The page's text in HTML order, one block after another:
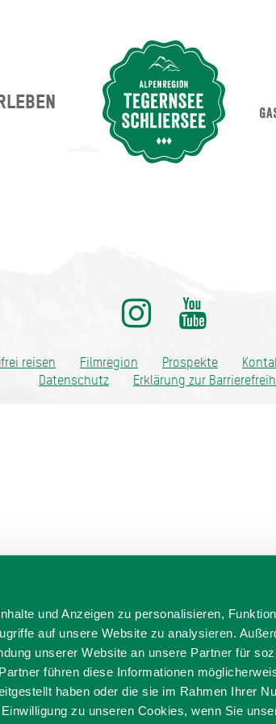
und Anzeigen zu personalisieren,
auf unsere Website zu analysieren.
unserer Website an unsere Partner für
führen diese Informationen
haben oder die sie im Rahmen Ihrer
zu unseren Cookies, wenn Sie
reisen Filmregion Prospekte
Datenschutz
Erklärung zur
Suche abschicken